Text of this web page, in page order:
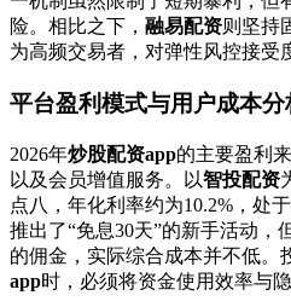
险。相比之下， 融易配资则坚持
为高频交易者，对弹性风控接受
平台盈利模式与用户成本分
2026年炒股配资app的主要盈利
以及会员增值服务。以智投配资
点八，年化利率约为10.2%，处
推出了“免息30天”的新手活动，
的佣金，实际综合成本并不低。
app时，必须将资金使用效率与